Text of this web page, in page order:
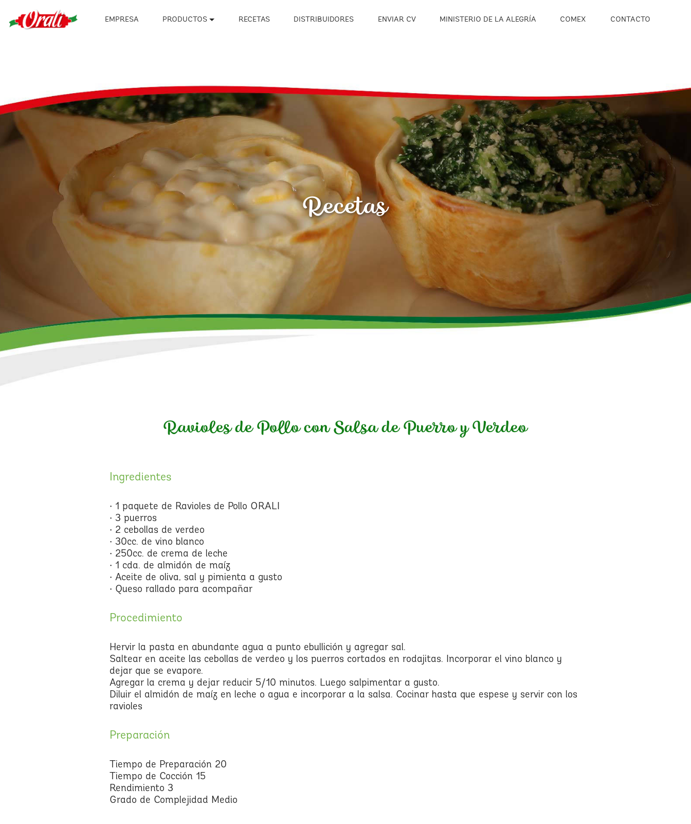
EMPRESA PRODUCTOS RECETAS DISTRIBUIDORES ENVIAR CV MINISTERIO DE LA ALEGRÍA COMEX CONTACTO
Recetas
Ravioles de Pollo con Salsa de Puerro y Verdeo
Ingredientes
• 1 paquete de Ravioles de Pollo ORALI
• 3 puerros
• 2 cebollas de verdeo
• 30cc. de vino blanco
• 250cc. de crema de leche
• 1 cda. de almidón de maíz
• Aceite de oliva, sal y pimienta a gusto
• Queso rallado para acompañar
Procedimiento
Hervir la pasta en abundante agua a punto ebullición y agregar sal.
Saltear en aceite las cebollas de verdeo y los puerros cortados en rodajitas. Incorporar el vino blanco y
dejar que se evapore.
Agregar la crema y dejar reducir 5/10 minutos. Luego salpimentar a gusto.
Diluir el almidón de maíz en leche o agua e incorporar a la salsa. Cocinar hasta que espese y servir con los
ravioles
Preparación
Tiempo de Preparación 20
Tiempo de Cocción 15
Rendimiento 3
Grado de Complejidad Medio